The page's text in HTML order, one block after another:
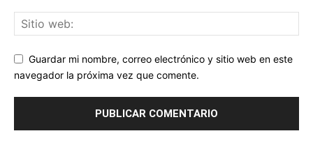
Guardar mi nombre, correo electrónico y sitio web en este
navegador la próxima vez que comente.